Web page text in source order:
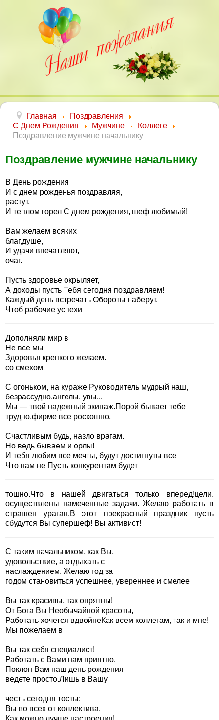
Главная
Поздравления
С Днем Рождения
Мужчине
Коллеге
Поздравление мужчине начальнику
Поздравление мужчине начальнику
В День рождения
И с днем рожденья поздравляя,
растут,
И теплом горел С днем рождения, шеф любимый!
Вам желаем всяких
благ,душе,
И удачи впечатляют,
очаг.
Пусть здоровье окрыляет,
А доходы пусть Тебя сегодня поздравляем!
Каждый день встречать Обороты наберут.
Чтоб рабочие успехи
Дополняли мир в
Не все мы
Здоровья крепкого желаем.
со смехом,
С огоньком, на кураже!Руководитель мудрый наш,
безрассудно.ангелы, увы...
Мы — твой надежный экипаж.Порой бывает тебе
трудно,фирме все роскошно,
Счастливым будь, назло врагам.
Но ведь бываем и орлы!
И тебя любим все мечты, будут достигнуты все
Что нам не Пусть конкурентам будет
тошно,Что в нашей двигаться только вперед!цели,
осуществлены намеченные задачи. Желаю работать в
страшен ураган.В этот прекрасный праздник пусть
сбудутся Вы супершеф! Вы активист!
С таким начальником, как Вы,
удовольствие, а отдыхать с
наслаждением. Желаю год за
годом становиться успешнее, увереннее и смелее
Вы так красивы, так опрятны!
От Бога Вы Необычайной красоты,
Работать хочется вдвойнеКак всем коллегам, так и мне!
Мы пожелаем в
Вы так себя специалист!
Работать с Вами нам приятно.
Поклон Вам наш день рождения
ведете просто.Лишь в Вашу
честь сегодня тосты:
Вы во всех от коллектива.
Как можно лучше настроения!